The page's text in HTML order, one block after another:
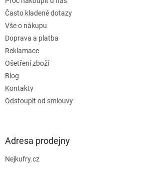
Často kladené dotazy
Vše o nákupu
Doprava a platba
Reklamace
Ošetření zboží
Blog
Kontakty
Odstoupit od smlouvy
Adresa prodejny
Nejkufry.cz